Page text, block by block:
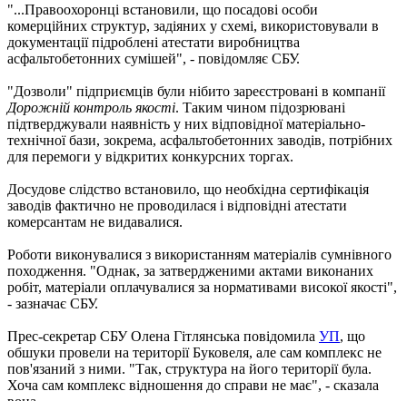
"...Правоохоронці встановили, що посадові особи
комерційних структур, задіяних у схемі, використовували в
документації підроблені атестати виробництва
асфальтобетонних сумішей", - повідомляє СБУ.
"Дозволи" підприємців були нібито зареєстровані в компанії
Дорожній контроль якості. Таким чином підозрювані
підтверджували наявність у них відповідної матеріально-
технічної бази, зокрема, асфальтобетонних заводів, потрібних
для перемоги у відкритих конкурсних торгах.
Досудове слідство встановило, що необхідна сертифікація
заводів фактично не проводилася і відповідні атестати
комерсантам не видавалися.
Роботи виконувалися з використанням матеріалів сумнівного
походження. "Однак, за затвердженими актами виконаних
робіт, матеріали оплачувалися за нормативами високої якості",
- зазначає СБУ.
Прес-секретар СБУ Олена Гітлянська повідомила УП, що
обшуки провели на території Буковеля, але сам комплекс не
пов'язаний з ними. "Так, структура на його території була.
Хоча сам комплекс відношення до справи не має", - сказала